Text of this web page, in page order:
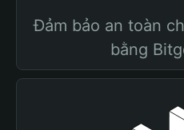
Đảm bảo an toàn
bằng